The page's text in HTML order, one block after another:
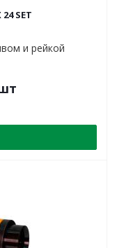
SET
и рейкой